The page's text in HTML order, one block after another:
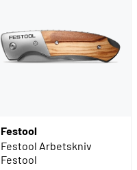
Festool
Festool Arbetskniv
Festool